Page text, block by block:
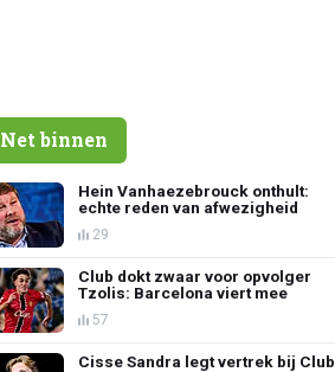
Net binnen
Hein Vanhaezebrouck onthult:
echte reden van afwezigheid
29
Club dokt zwaar voor opvolger
Tzolis: Barcelona viert mee
57
Cisse Sandra legt vertrek bij Club